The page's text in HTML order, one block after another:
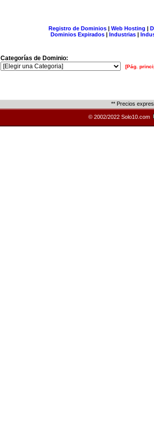
Registro de Dominios| Web Hosting |
Dominios Expirados | Industrias |
Categorías de Dominio:
[Pág.
** Precios
© 2002/2022 Solo10.com